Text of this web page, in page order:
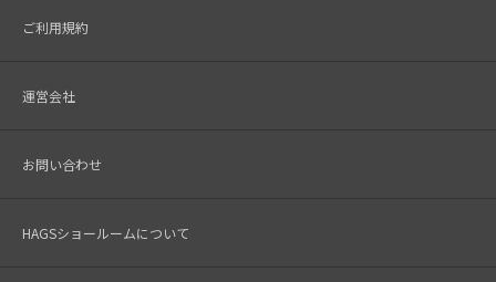
ご利用規約
運営会社
お問い合わせ
HAGSショールームについて